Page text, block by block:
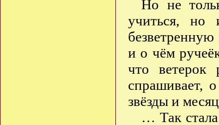
Но не
учиться,
и о чём
что ветерок
спрашивает,
звёзды и
… Так